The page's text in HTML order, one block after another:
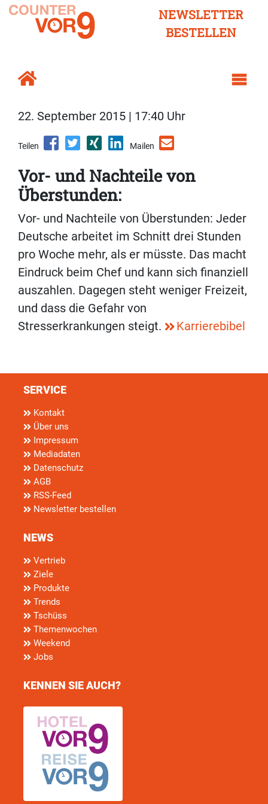
NEWSLETTER
BESTELLEN
22. September 2015 | 17:40 Uhr
Teilen Mailen
Vor- und Nachteile von
Überstunden:
Vor- und Nachteile von Überstunden: Jeder
Deutsche arbeitet im Schnitt drei Stunden
pro Woche mehr, als er müsste. Das macht
Eindruck beim Chef und kann sich finanziell
auszahlen. Dagegen steht weniger Freizeit,
und dass die Gefahr von
Stresserkrankungen steigt.
Karrierebibel
SERVICE
Kontakt
Über uns
Impressum
Mediadaten
Datenschutz
AGB
RSS-Feed
Newsletter bestellen
NEWS
Vertrieb
Ziele
Produkte
Trends
Tschüss
Themenwochen
Weekend
Jobs
KENNEN SIE AUCH?